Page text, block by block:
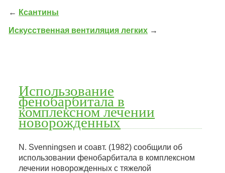
← Ксантины
Искусственная вентиляция легких →
Использование
фенобарбитала в
комплексном лечении
новорожденных
N. Svenningsen и соавт. (1982) сообщили об
использовании фенобарбитала в комплексном
лечении новорожденных с тяжелой